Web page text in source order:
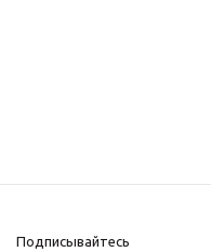
Подписывайтесь